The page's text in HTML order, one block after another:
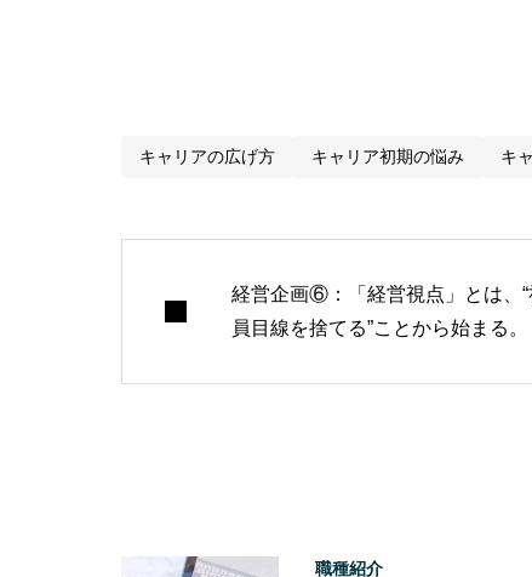
キャリアの広げ方 キャリア初期の悩み キ
経営企画⑥：「経営視点」とは、“
員目線を捨てる”ことから始まる。
職種紹介